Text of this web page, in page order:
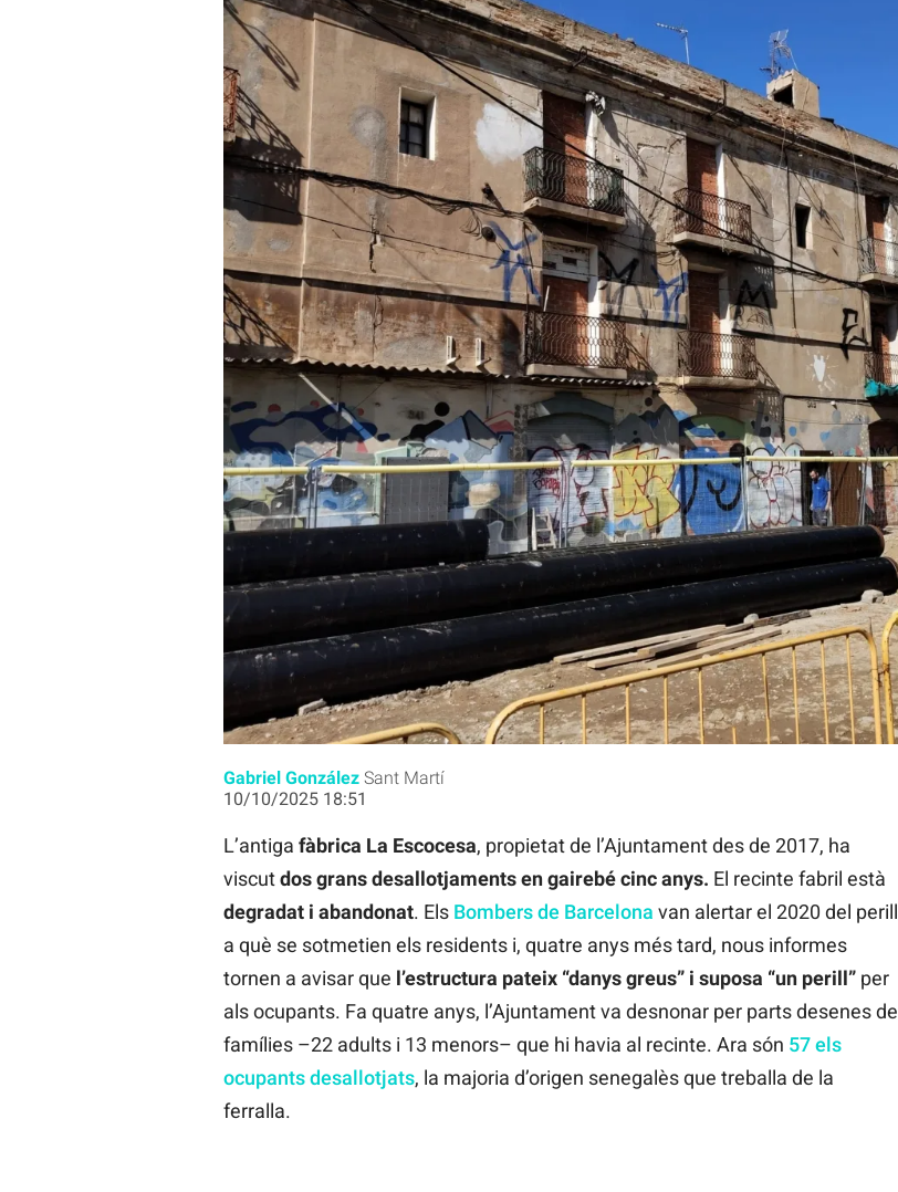
Els primers pisos tapiats a l'antiga fàbrica Escocesa | Gabriel G. Garrido
Gabriel González Sant Martí
10/10/2025 18:51
L’antiga fàbrica La Escocesa, propietat de l’Ajuntament des de 2017, ha
viscutdos grans desallotjaments en gairebé cinc anys. El recinte fabril està
degradat i abandonat. Els Bombers de Barcelona van alertar el 2020 del perill
a què se sotmetien els residents i, quatre anys més tard, nous informes
tornen a avisar que l’estructura pateix “danys greus” i suposa “un perill”per
als ocupants. Fa quatre anys, l’Ajuntament va desnonar per parts desenes de
famílies –22 adults i 13 menors– que hi havia al recinte. Ara són 57 els
ocupants desallotjats, la majoria d’origen senegalès que treballa de la
ferralla.